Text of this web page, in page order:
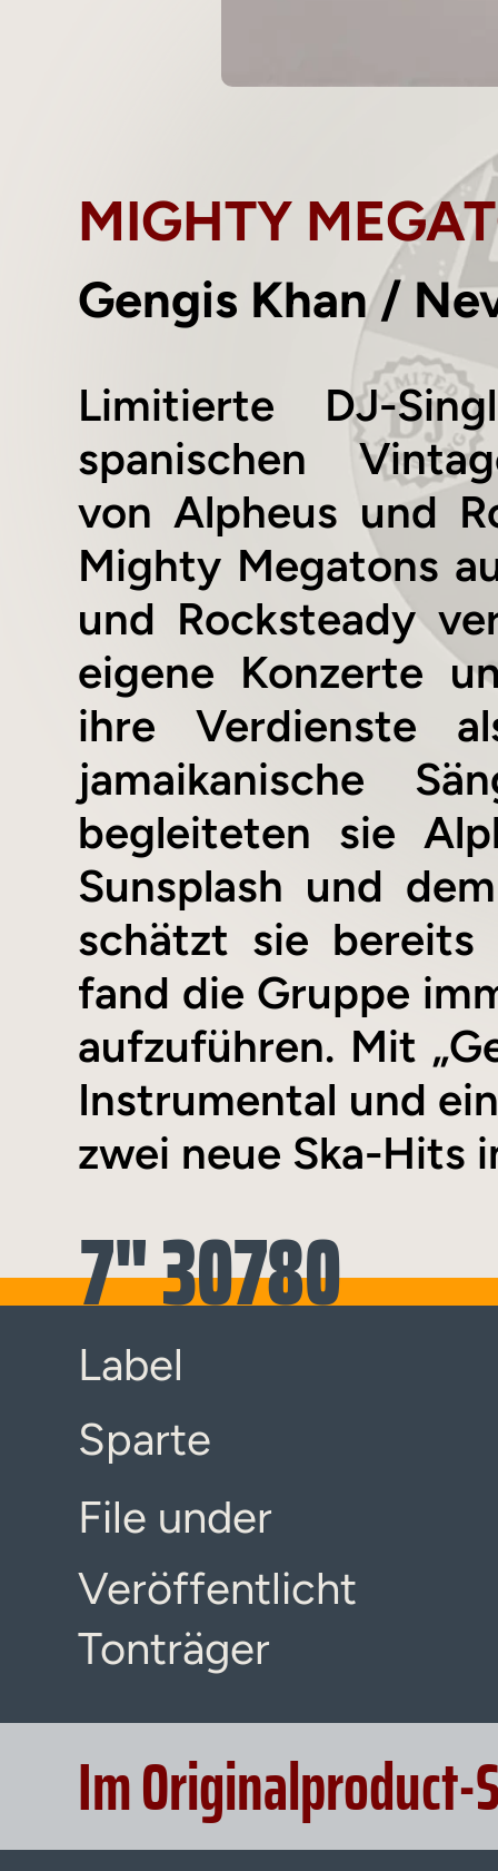
MIGHTY
Gengis Khan /
Limitierte DJ-
spanischen
von Alpheus und
Mighty Megatons
und Rocksteady
eigene Konzerte
ihre Verdienste
jamaikanische
begleiteten sie
Sunsplash und
schätzt sie bereits
fand die Gruppe
aufzuführen. Mit
Instrumental und
zwei neue Ska-Hits
7" 30780
Label
Sparte
File under
Veröffentlicht
Tonträger
Im